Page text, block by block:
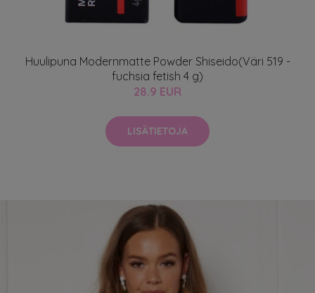
Huulipuna Modernmatte Powder Shiseido(Väri 519 -
fuchsia fetish 4 g)
28.9 EUR
LISÄTIETOJA